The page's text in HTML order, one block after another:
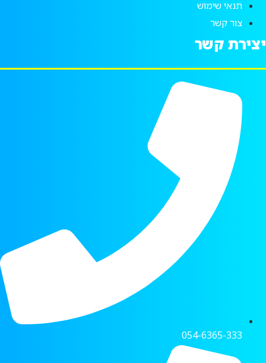
תנאי שימוש
צור קשר
יצירת קשר
054-6365-333